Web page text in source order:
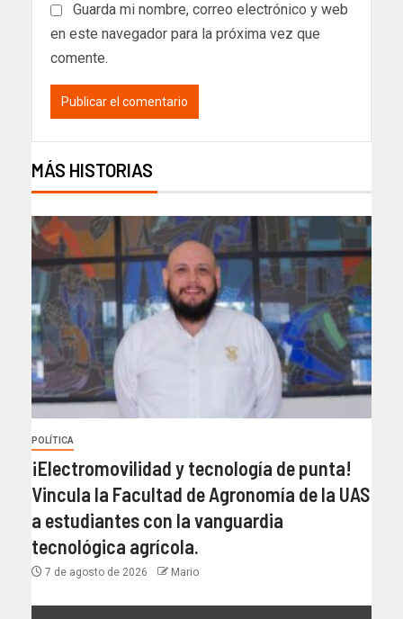
Guarda mi nombre, correo electrónico y web
en este navegador para la próxima vez que
comente.
MÁS HISTORIAS
POLÍTICA
¡Electromovilidad y tecnología de punta!
Vincula la Facultad de Agronomía de la UAS
a estudiantes con la vanguardia
tecnológica agrícola.
7 de agosto de 2026 Mario